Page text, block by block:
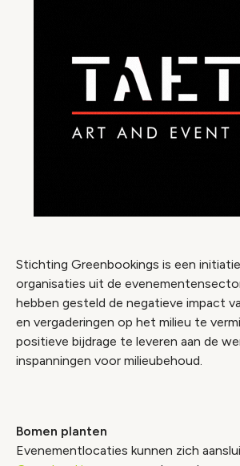
Stichting Greenbookings is een
organisaties uit de
hebben gesteld de negatieve impact
en vergaderingen op het milieu te
positieve bijdrage te leveren aan de
inspanningen voor milieubehoud.
Bomen planten
Evenementlocaties kunnen zich